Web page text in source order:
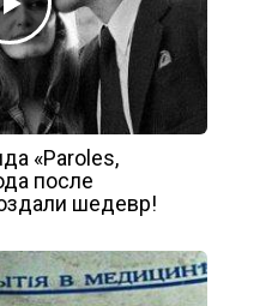
«Paroles,
после
шедевр!